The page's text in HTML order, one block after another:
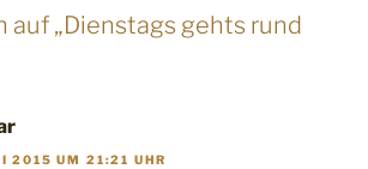
auf „Dienstags gehts rund
2015 UM 21:21 UHR